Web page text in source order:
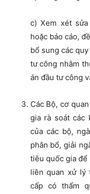
c) Xem xét
hoặc báo cáo,
bổ sung các
tư công nhằm
án đầu tư công
Các Bộ, cơ
gia rà soát các
của các bộ,
phân bổ, giải
tiêu quốc gia để
liên quan xử lý
cấp có thẩm